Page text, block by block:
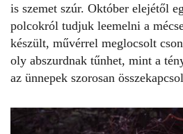
is szemet szúr. Október elejétől
polcokról tudjuk leemelni a
készült, művérrel meglocsolt
oly abszurdnak tűnhet, mint a
az ünnepek szorosan